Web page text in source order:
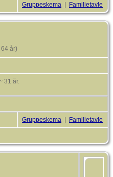
Gruppeskema Familietavle
år)
31 år.
Gruppeskema Familietavle